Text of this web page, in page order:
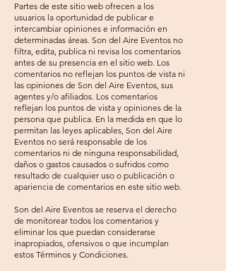
Partes de este sitio web ofrecen a los
usuarios la oportunidad de publicar e
intercambiar opiniones e información en
determinadas áreas. Son del Aire Eventos no
filtra, edita, publica ni revisa los comentarios
antes de su presencia en el sitio web. Los
comentarios no reflejan los puntos de vista ni
las opiniones de Son del Aire Eventos, sus
agentes y/o afiliados. Los comentarios
reflejan los puntos de vista y opiniones de la
persona que publica. En la medida en que lo
permitan las leyes aplicables, Son del Aire
Eventos no será responsable de los
comentarios ni de ninguna responsabilidad,
daños o gastos causados ​​o sufridos como
resultado de cualquier uso o publicación o
apariencia de comentarios en este sitio web.
Son del Aire Eventos se reserva el derecho
de monitorear todos los comentarios y
eliminar los que puedan considerarse
inapropiados, ofensivos o que incumplan
estos Términos y Condiciones.